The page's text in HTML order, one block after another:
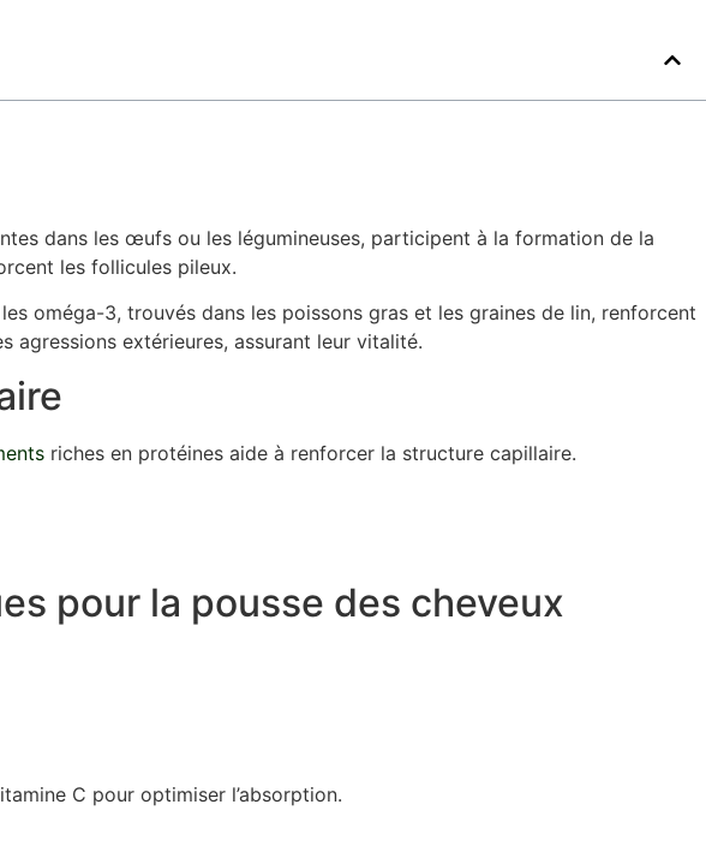
dans les œufs ou les légumineuses, participent à la formation de la
les follicules pileux.
oméga-3, trouvés dans les poissons gras et les graines de lin, renforcent
agressions extérieures, assurant leur vitalité.
riches en protéines aide à renforcer la structure capillaire.
pour la pousse des cheveux
C pour optimiser l’absorption.